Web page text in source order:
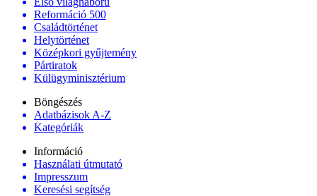
Reformáció 500
Családtörténet
Helytörténet
Középkori gyűjtemény
Pártiratok
Külügyminisztérium
Böngészés
Adatbázisok A-Z
Kategóriák
Információ
Használati útmutató
Impresszum
Keresési segítség